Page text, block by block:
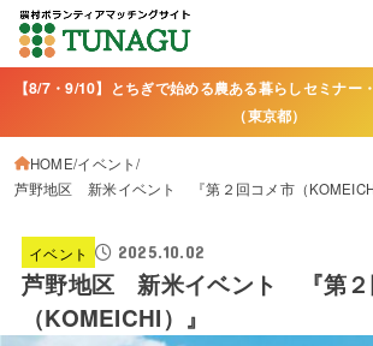
【8/7・9/10】とちぎで始める農ある暮らしセミナー
（東京都）
HOME イベント
芦野地区 新米イベント 『第２回コメ市（
イベント 2025.10.02
芦野地区 新米イベント 『第２
（KOMEICHI）』